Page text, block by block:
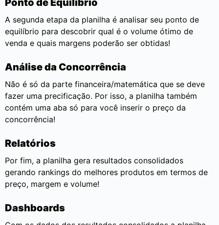
A segunda etapa da planilha é analisar seu ponto de
equilíbrio para descobrir qual é o volume ótimo de
venda e quais margens poderão ser obtidas!
Análise da Concorrência
Não é só da parte financeira/matemática que se deve
fazer uma precificação. Por isso, a planilha também
contém uma aba só para você inserir o preço da
concorrência!
Relatórios
Por fim, a planilha gera resultados consolidados
gerando rankings do melhores produtos em termos de
preço, margem e volume!
Dashboards